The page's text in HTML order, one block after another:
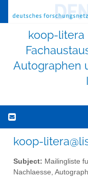
koop-litera
Autographen
koop-
Subject: Mailingliste
Nachlaesse,